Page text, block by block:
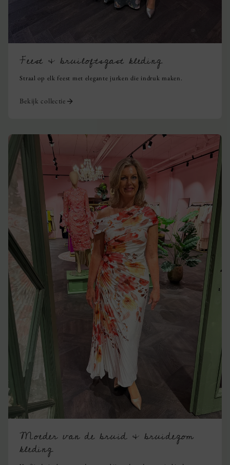
Feest & bruiloftsgast kleding
Straal op elk feest met elegante jurken die indruk maken.
Bekijk collectie
Moeder van de bruid & bruidegom
kleding